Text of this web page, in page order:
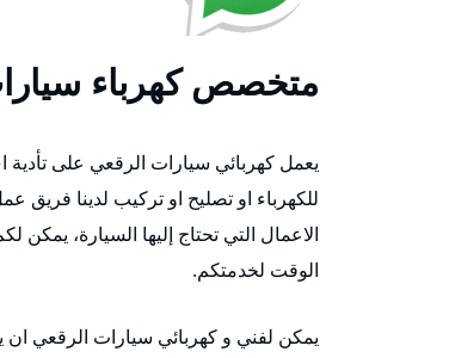
متخصص كهرباء
يعمل كهربائي سيارات الرقعي على
للكهرباء او تصليح او تركيب لدينا فريق
الاعمال التي تحتاج إليها السيارة،
الوقت لخدمتكم.
يمكن لفني و كهربائي سيارات الرقعي ان